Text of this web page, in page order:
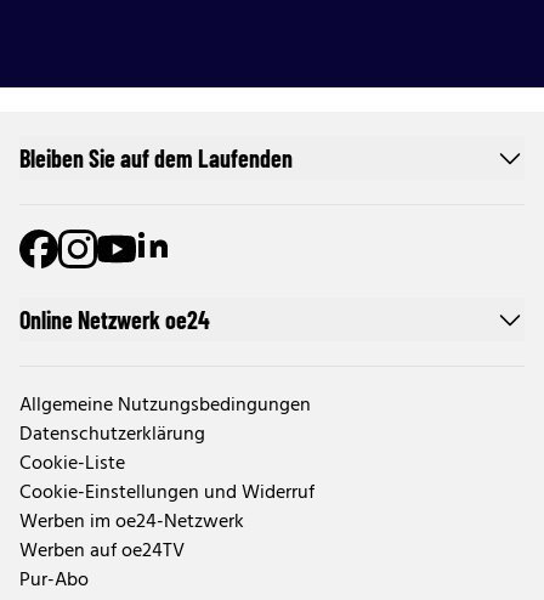
Online Netzwerk oe24
Allgemeine Nutzungsbedingungen
Datenschutzerklärung
Cookie-Liste
Cookie-Einstellungen und Widerruf
Werben im oe24-Netzwerk
Werben auf oe24TV
Pur-Abo
Bleiben Sie auf dem Laufenden